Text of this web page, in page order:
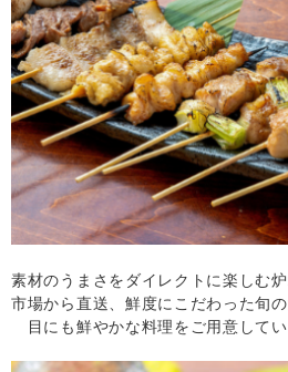
素材のうまさをダイレクトに楽しむ炉
市場から直送、鮮度にこだわった旬
目にも鮮やかな料理をご用意してい